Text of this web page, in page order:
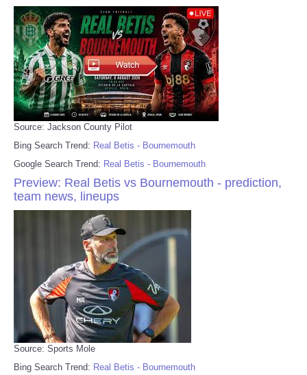
Source: Jackson County Pilot
Bing Search Trend: Real Betis - Bournemouth
Google Search Trend: Real Betis - Bournemouth
Preview: Real Betis vs Bournemouth - prediction,
team news, lineups
Source: Sports Mole
Bing Search Trend: Real Betis - Bournemouth